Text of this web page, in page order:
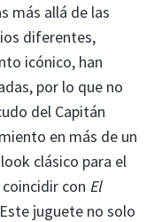
más allá de las
diferentes,
icónico, han
por lo que no
del Capitán
en más de un
clásico para el
con El
juguete no solo